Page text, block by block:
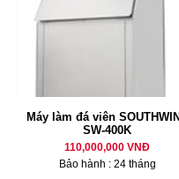
Máy làm đá viên
SW-400K
110,000,000 VNĐ
Bảo hành : 24 tháng